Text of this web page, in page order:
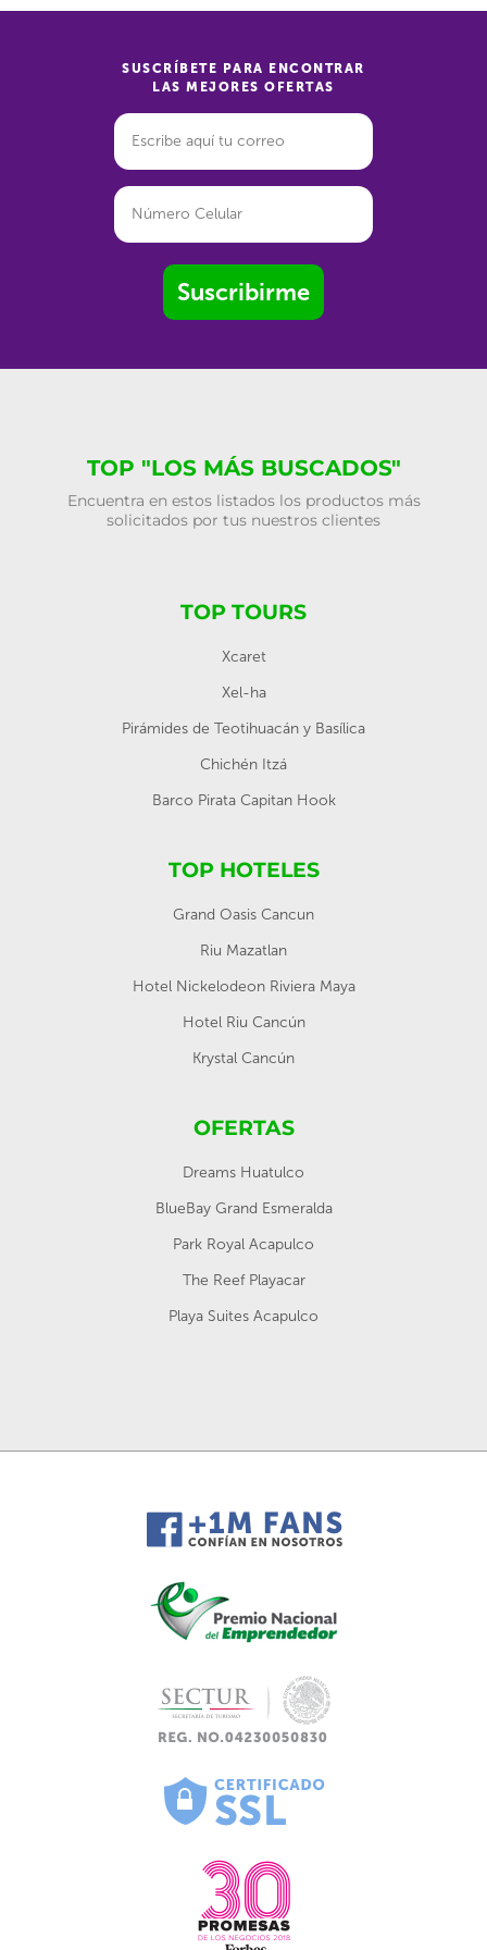
SUSCRÍBETE PARA ENCONTRAR
LAS MEJORES OFERTAS
Suscribirme
TOP "LOS MÁS BUSCADOS"
Encuentra en estos listados los productos más
solicitados por tus nuestros clientes
TOP TOURS
Xcaret
Xel-ha
Pirámides de Teotihuacán y Basílica
Chichén Itzá
Barco Pirata Capitan Hook
TOP HOTELES
Grand Oasis Cancun
Riu Mazatlan
Hotel Nickelodeon Riviera Maya
Hotel Riu Cancún
Krystal Cancún
OFERTAS
Dreams Huatulco
BlueBay Grand Esmeralda
Park Royal Acapulco
The Reef Playacar
Playa Suites Acapulco